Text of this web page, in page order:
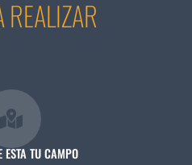
REALIZAR
ESTA TU CAMPO